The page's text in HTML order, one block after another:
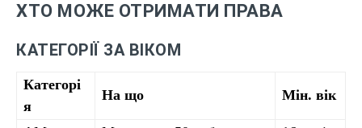
ХТО МОЖЕ ОТРИМАТИ ПРАВА
КАТЕГОРІЇ ЗА ВІКОМ
Категорі
я
На що Мін. вік